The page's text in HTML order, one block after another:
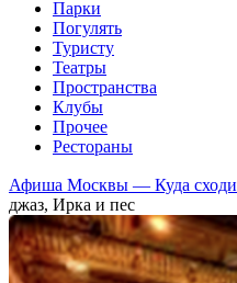
Парки
Погулять
Туристу
Театры
Пространства
Клубы
Прочее
Рестораны
Афиша Москвы — Куда
джаз, Ирка и пес